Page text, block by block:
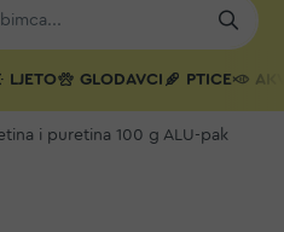
LJETO GLODAVCI PTICE
i puretina 100 g ALU-pak